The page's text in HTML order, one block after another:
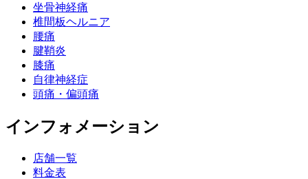
坐骨神経痛
椎間板ヘルニア
腰痛
腱鞘炎
膝痛
自律神経症
頭痛・偏頭痛
インフォメーション
店舗一覧
料金表